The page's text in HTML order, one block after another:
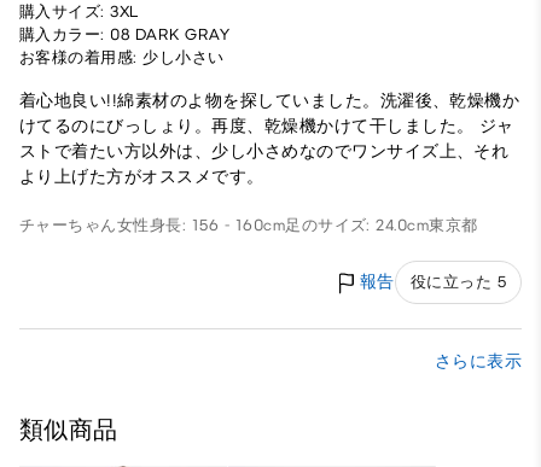
購入サイズ: 3XL
購入カラー: 08 DARK GRAY
お客様の着用感: 少し小さい
着心地良い!!綿素材のよ物を探していました。洗濯後、乾燥機か
けてるのにびっしょり。再度、乾燥機かけて干しました。 ジャ
ストで着たい方以外は、少し小さめなのでワンサイズ上、それ
より上げた方がオススメです。
チャーちゃん女性身長: 156 - 160cm足のサイズ: 24.0cm東京都
報告 役に立った 5
さらに表示
類似商品